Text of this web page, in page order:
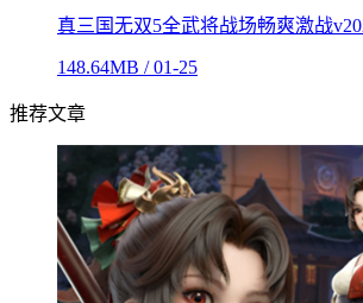
真三国无双5全武将战场畅爽激战
148.64MB / 01-25
推荐文章